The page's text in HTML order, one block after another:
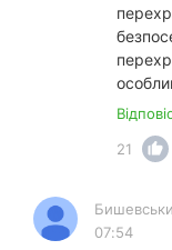
21
07:54